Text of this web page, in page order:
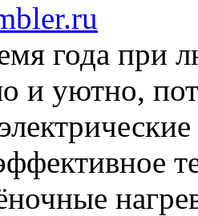
года при
и уютно,